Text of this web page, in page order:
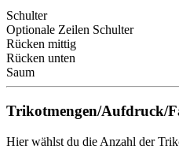
Schulter
Optionale Zeilen Schulter
Rücken mittig
Rücken unten
Saum
Trikotmengen/Aufdruck/
Hier wählst du die Anzahl der